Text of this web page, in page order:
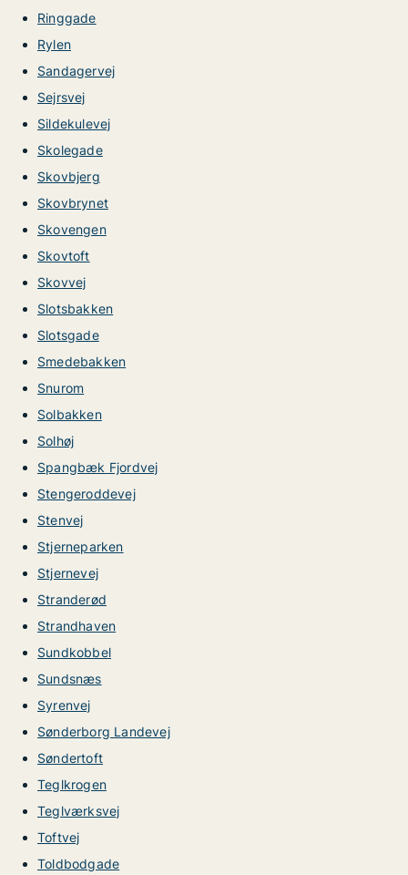
Ringgade
Rylen
Sandagervej
Sejrsvej
Sildekulevej
Skolegade
Skovbjerg
Skovbrynet
Skovengen
Skovtoft
Skovvej
Slotsbakken
Slotsgade
Smedebakken
Snurom
Solbakken
Solhøj
Spangbæk Fjordvej
Stengeroddevej
Stenvej
Stjerneparken
Stjernevej
Stranderød
Strandhaven
Sundkobbel
Sundsnæs
Syrenvej
Sønderborg Landevej
Søndertoft
Teglkrogen
Teglværksvej
Toftvej
Toldbodgade